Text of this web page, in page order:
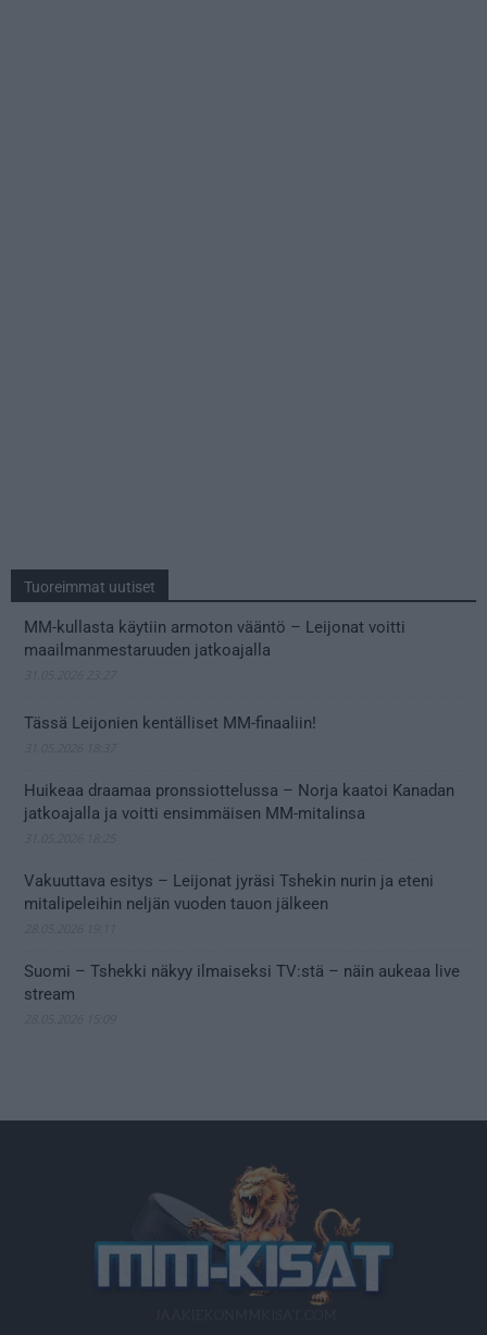
Tuoreimmat uutiset
MM-kullasta käytiin armoton vääntö – Leijonat voitti
maailmanmestaruuden jatkoajalla
Tässä Leijonien kentälliset MM-finaaliin!
Huikeaa draamaa pronssiottelussa – Norja kaatoi Kanadan
jatkoajalla ja voitti ensimmäisen MM-mitalinsa
Vakuuttava esitys – Leijonat jyräsi Tshekin nurin ja eteni
mitalipeleihin neljän vuoden tauon jälkeen
Suomi – Tshekki näkyy ilmaiseksi TV:stä – näin aukeaa live
stream